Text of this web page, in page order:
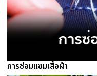
การซ่อมแซมเสื้อผ้า